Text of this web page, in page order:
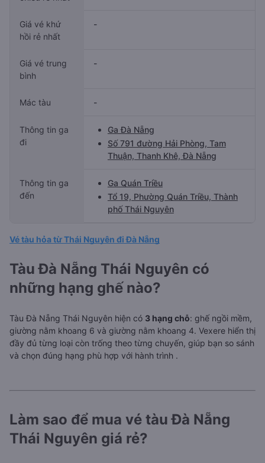
Giá vé khứ
hồi rẻ nhất
-
Giá vé trung
bình
-
Mác tàu -
Thông tin ga
đi
Ga Đà Nẵng
Số 791 đường Hải Phòng, Tam
Thuận, Thanh Khê, Đà Nẵng
Thông tin ga
đến
Ga Quán Triều
Tổ 19, Phường Quán Triều, Thành
phố Thái Nguyên
Vé tàu hỏa từ Thái Nguyên đi Đà Nẵng
Tàu Đà Nẵng Thái Nguyên có
những hạng ghế nào?
Tàu Đà Nẵng Thái Nguyên hiện có 3 hạng chỗ: ghế ngồi mềm,
giường nằm khoang 6 và giường nằm khoang 4. Vexere hiển thị
đầy đủ từng loại còn trống theo từng chuyến, giúp bạn so sánh
và chọn đúng hạng phù hợp với hành trình .
Làm sao để mua vé tàu Đà Nẵng
Thái Nguyên giá rẻ?